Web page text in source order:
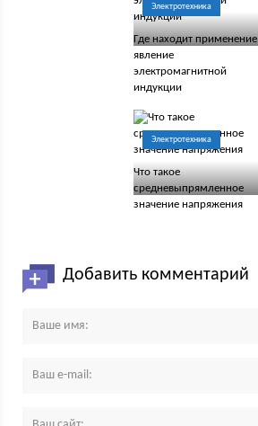
Электротехника
Где находит применение
явление
электромагнитной
индукции
Электротехника
Что такое
средневыпрямленное
значение напряжения
Добавить комментарий